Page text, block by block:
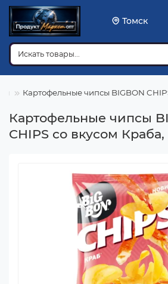
Томск
Картофельные чипсы BIGBON
Картофельные чипсы
CHIPS со вкусом Краба,